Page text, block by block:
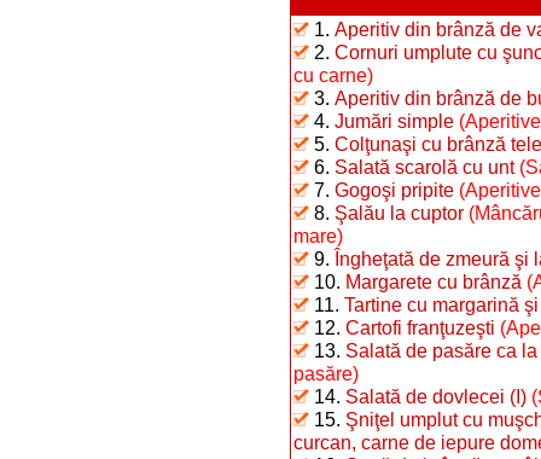
1. Aperitiv din brânză de
2. Cornuri umplute cu
cu carne)
3. Aperitiv din brânză de
4. Jumări simple
5. Colţunaşi cu brânză
6. Salată scarolă cu unt
7. Gogoşi pripite
8. Şalău la cuptor
mare)
9. Îngheţată de zmeură şi
10. Margarete cu brânză
11. Tartine cu margarină
12. Cartofi franţuzeşti
13. Salată de pasăre ca
pasăre)
14. Salată de dovlecei (I)
15. Şniţel umplut cu
curcan, carne de iepure